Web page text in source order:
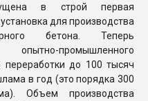
в строй первая
для производства
бетона. Теперь
промышленного
до 100 тысяч
в год (это порядка 300
Объем производства